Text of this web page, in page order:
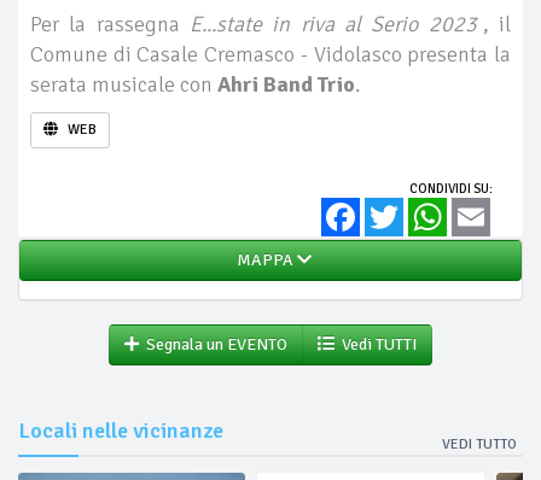
Per la rassegna E...state in riva al Serio 2023 , il
Comune di Casale Cremasco - Vidolasco presenta la
serata musicale con Ahri Band Trio.
WEB
CONDIVIDI SU:
FacebookTwitter WhatsApp
MAPPA
Segnala un EVENTO Vedi TUTTI
Locali nelle vicinanze
VEDI TUTTO